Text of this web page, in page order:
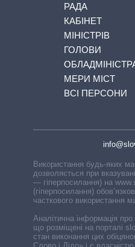
РАДА
КАБІНЕТ
МІНІСТРІВ
ГОЛОВИ
МЕРИ МІСТ
ВСІ ПЕРСОНИ
Використання будь-яких
дозволяється при
— гіперпосилання) на
(гіперпосилання)
часткового використання
Аналітична інформація про
що розміщені на порталі
стан виконання цих